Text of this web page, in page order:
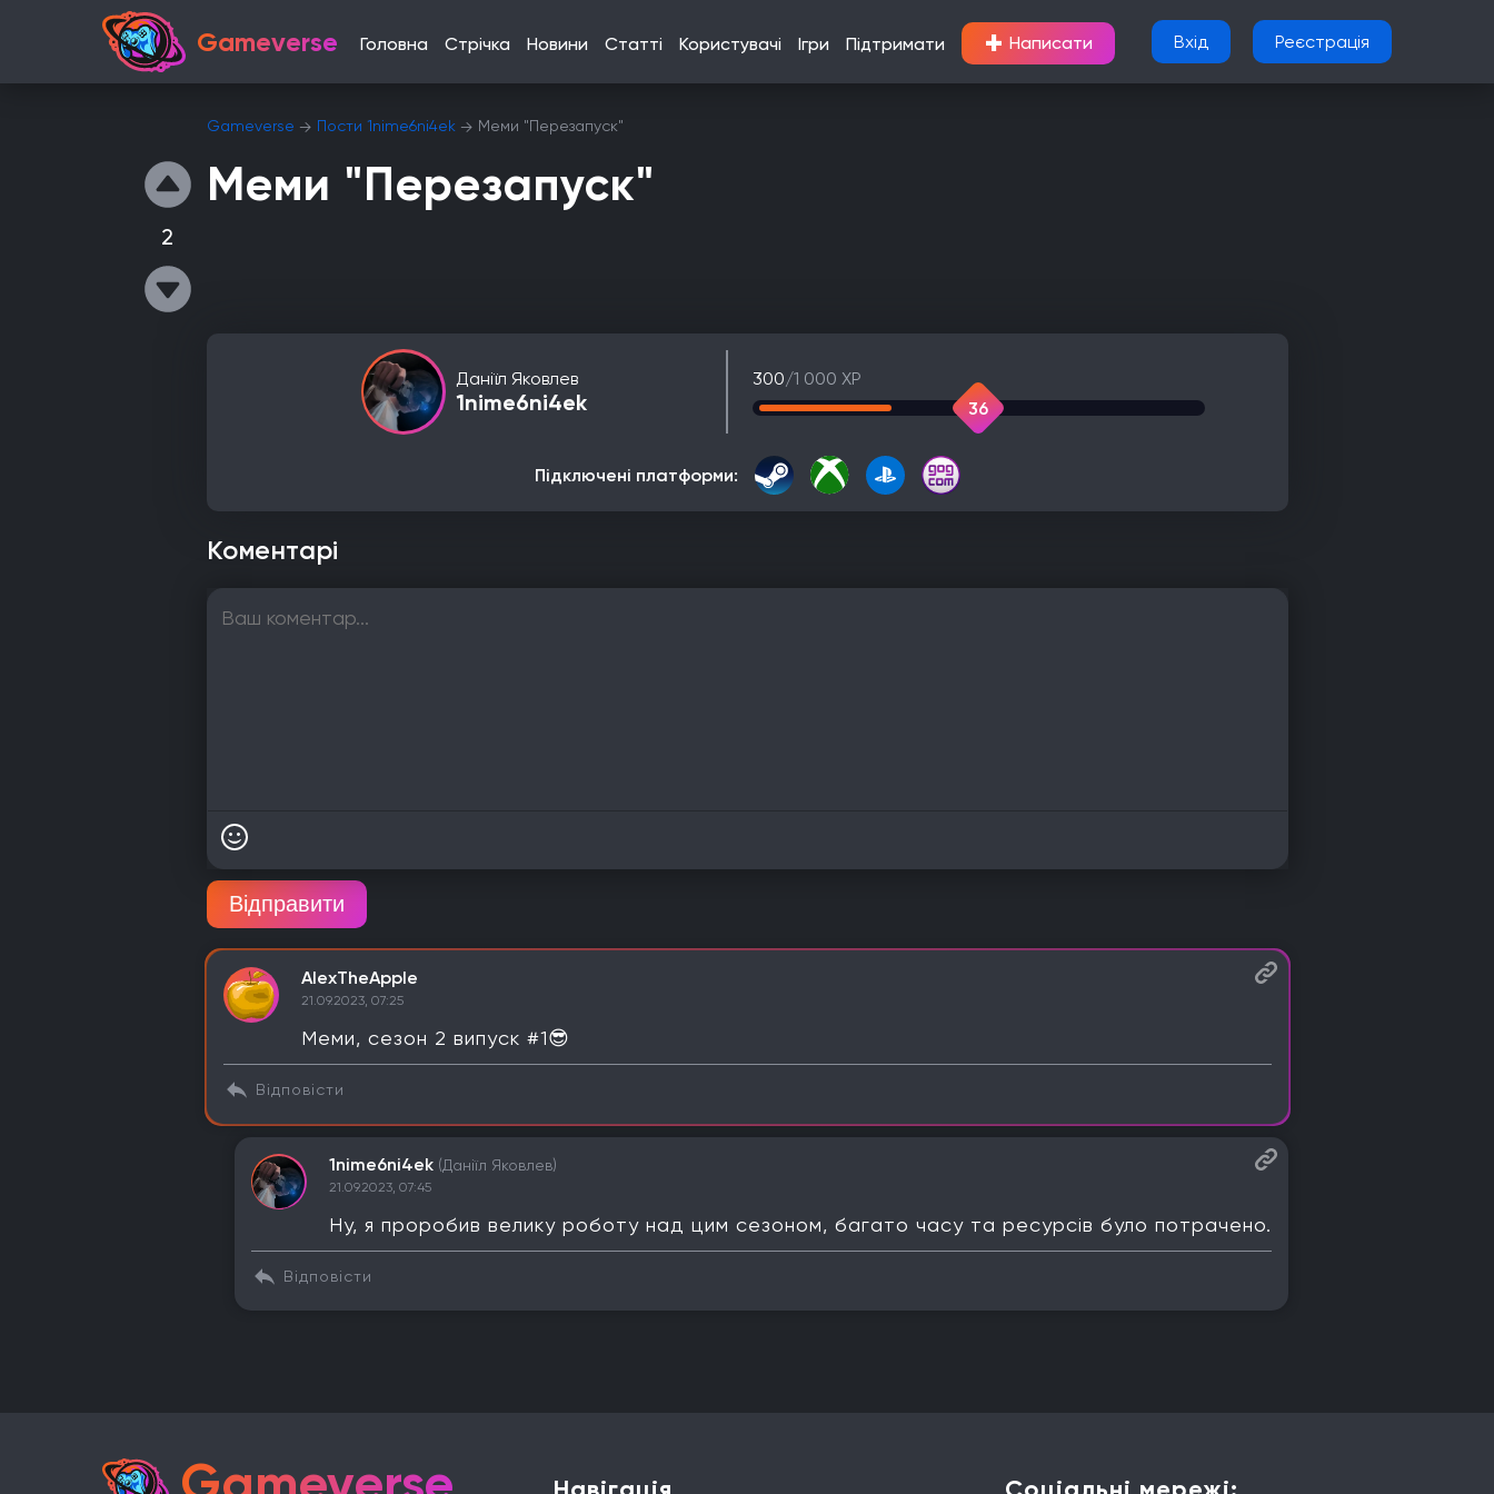
Gameverse Головна Стрічка Новини Статті Користувачі Ігри Підтримати + Написати Вхід Реєстрація
Gameverse Пости 1nime6ni4ek Меми "Перезапуск"
2
Меми "Перезапуск"
Даніїл Яковлев
1nime6ni4ek
300/1 000 XP
36
Підключені платформи:
Коментарі
Відправити
AlexTheApple
21.09.2023, 07:25
Меми, сезон 2 випуск #1😎
Відповісти
1nime6ni4ek (Даніїл Яковлев)
21.09.2023, 07:45
Ну, я проробив велику роботу над цим сезоном, багато часу та ресурсів було потрачено.
Відповісти